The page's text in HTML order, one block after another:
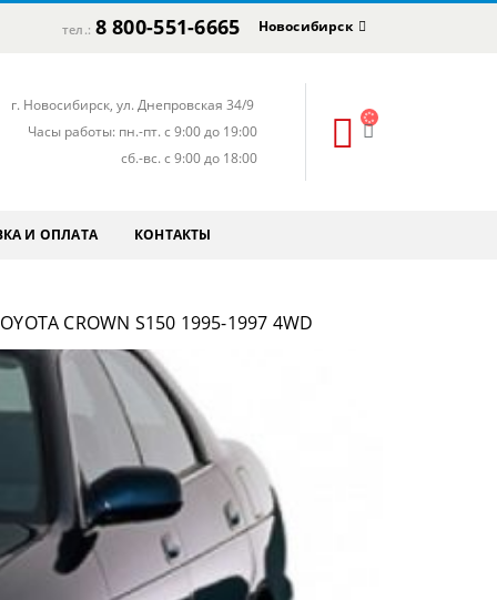
тел.: 8 800-551-6665 Новосибирск
г. Новосибирск, ул. Днепровская 34/9
Часы работы: пн.-пт. с 9:00 до 19:00
сб.-вс. с 9:00 до 18:00
И ОПЛАТА КОНТАКТЫ
CROWN S150 1995-1997 4WD